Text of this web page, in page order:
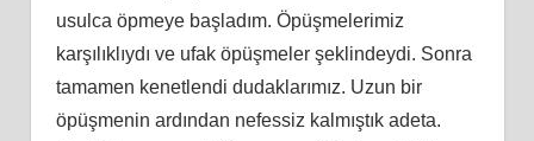
usulca öpmeye başladım. Öpüşmelerimiz
karşılıklıydı ve ufak öpüşmeler şeklindeydi. Sonra
tamamen kenetlendi dudaklarımız. Uzun bir
öpüşmenin ardından nefessiz kalmıştık adeta.